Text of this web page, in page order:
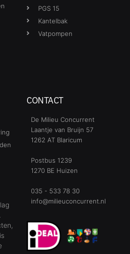
PGS 15
Kantelbak
Vatpompen
CONTACT
De Milieu Concurrent
Laantje van Bruijn 57
1262 AT Blaricum
Postbus 1239
1270 BE Huizen
035 - 533 78 30
info@milieuconcurrent.nl